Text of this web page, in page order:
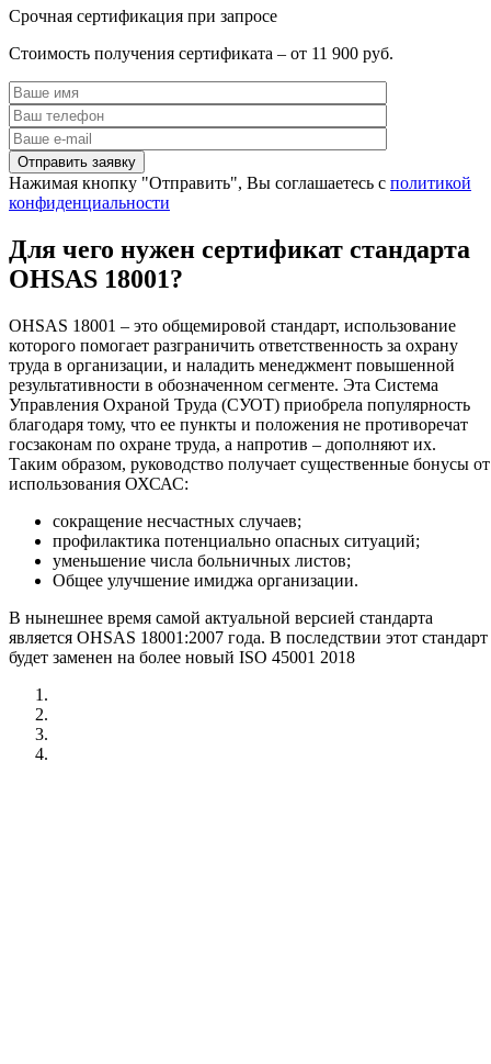
Срочная сертификация при запросе
Стоимость получения сертификата – от 11 900 руб.
Нажимая кнопку "Отправить", Вы соглашаетесь с политикой
конфиденциальности
Для чего нужен сертификат стандарта
OHSAS 18001?
OHSAS 18001 – это общемировой стандарт, использование
которого помогает разграничить ответственность за охрану
труда в организации, и наладить менеджмент повышенной
результативности в обозначенном сегменте. Эта Система
Управления Охраной Труда (СУОТ) приобрела популярность
благодаря тому, что ее пункты и положения не противоречат
госзаконам по охране труда, а напротив – дополняют их.
Таким образом, руководство получает существенные бонусы от
использования ОХСАС:
сокращение несчастных случаев;
профилактика потенциально опасных ситуаций;
уменьшение числа больничных листов;
Общее улучшение имиджа организации.
В нынешнее время самой актуальной версией стандарта
является OHSAS 18001:2007 года. В последствии этот стандарт
будет заменен на более новый ISO 45001 2018